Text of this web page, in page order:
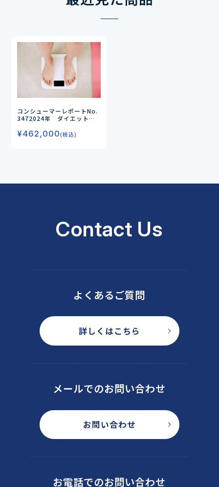
コンシューマーレポートNo.
3472024年 ダイエットの
腸活はアップ、糖質制限はダ
ウン、筋トレは年齢層でニー
¥462,000(税込)
Contact Us
よくあるご質問
詳しくはこちら
メールでのお問い合わせ
お問い合わせ
お電話でのお問い合わせ